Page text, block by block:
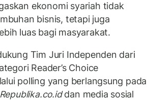
ekonomi syariah tidak
bisnis, tetapi juga
luas bagi masyarakat.
Tim Juri Independen dari
Reader’s Choice
polling yang berlangsung pada
Republika.co.iddan media sosial